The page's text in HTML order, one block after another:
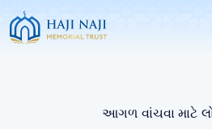
આગળ વાંચવા માટે